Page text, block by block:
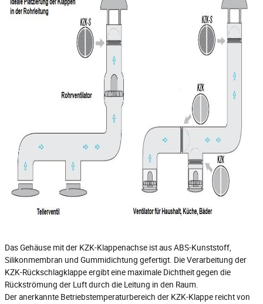
Das Gehäuse mit der KZK-Klappenachse ist aus ABS-Kunststoff,
Silikonmembran und Gummidichtung gefertigt. Die Verarbeitung der
KZK-Rückschlagklappe ergibt eine maximale Dichtheit gegen die
Rückströmung der Luft durch die Leitung in den Raum.
Der anerkannte Betriebstemperaturbereich der KZK-Klappe reicht von